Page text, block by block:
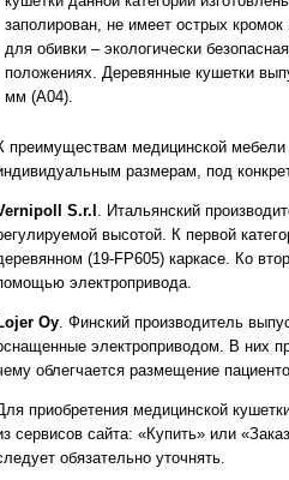
заполирован, не имеет острых
для обивки – экологически
положениях. Деревянные кушетки
мм (А04).
преимуществам медицинской мебели
размерам, под
S.r.l . Итальянский
высотой. К первой
(19-FP605) каркасе. Ко
электропривода.
Oy. Финский производитель
электроприводом. В них
облегчается размещение
приобретения медицинской
сервисов сайта: «Купить» или
обязательно уточнять.